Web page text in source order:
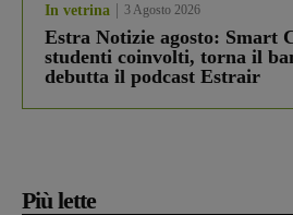
In vetrina 3 Agosto 2026
Estra Notizie agosto: Smart
studenti coinvolti, torna il
debutta il podcast Estrair
Più lette